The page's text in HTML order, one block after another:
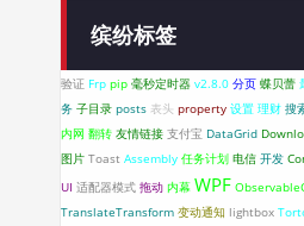
缤纷标签
验证 Frp pip 毫秒定时器 v2.8.0 分页 蝶贝蕾
务 子目录 posts 表头 property 设置 理财 搜
内网 翻转 友情链接 支付宝 DataGrid
图片 Toast Assembly 任务计划 电信 开发
UI 适配器模式 拖动 内幕 WPF
TranslateTransform 变动通知 lightbox